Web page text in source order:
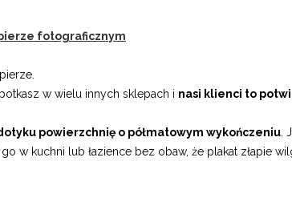
fotograficznym
w wielu innych sklepach i nasi klienci to
powierzchnię o półmatowym wykończeniu .
w kuchni lub łazience bez obaw, że plakat złapie